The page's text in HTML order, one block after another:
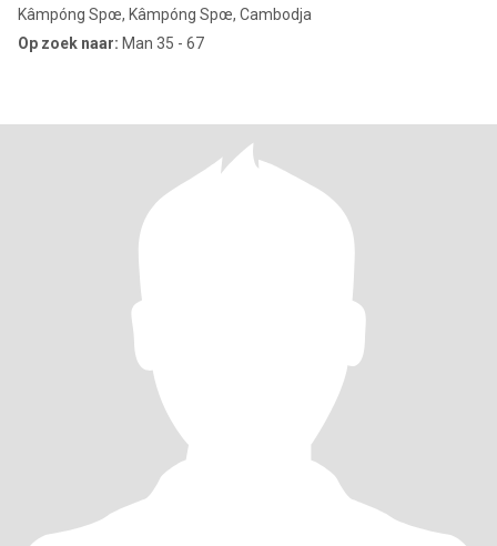
Kâmpóng Spœ, Kâmpóng Spœ, Cambodja
Op zoek naar: Man 35 - 67